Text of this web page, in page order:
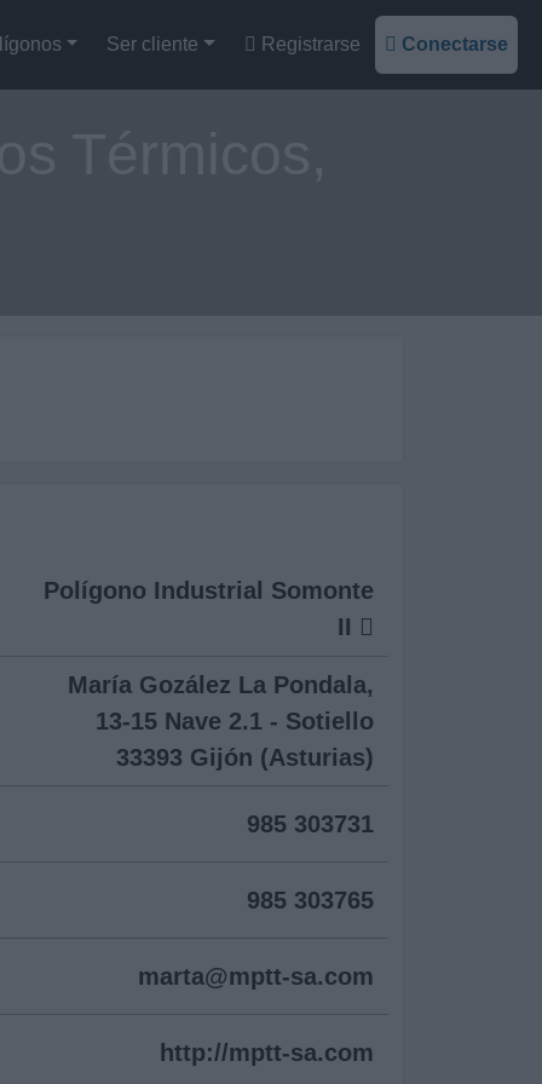
Ser cliente Registrarse Conectarse
Polígono Industrial Somonte
II
María Gozález La Pondala,
13-15 Nave 2.1 - Sotiello
33393 Gijón (Asturias)
985 303731
985 303765
marta@mptt-sa.com
http://mptt-sa.com